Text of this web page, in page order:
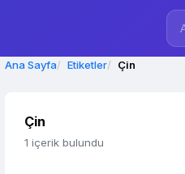
Ana Sayfa Etiketler Çin
Çin
1 içerik bulundu